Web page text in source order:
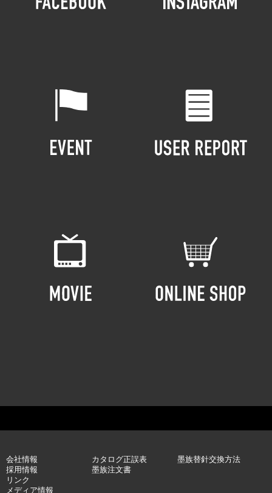
会社情報
採用情報
リンク
メディア情報
カタログ正誤表
墨族注文書
墨族替針交換方法